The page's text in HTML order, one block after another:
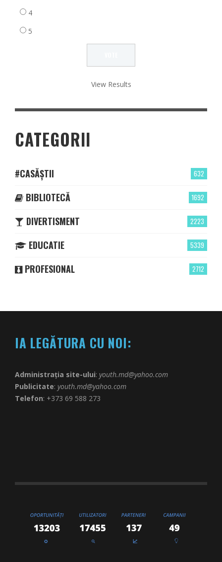
4
5
View Results
CATEGORII
632
#CASĂȘTII
1692
BIBLIOTECĂ
2223
DIVERTISMENT
5339
EDUCATIE
2712
PROFESIONAL
IA LEGĂTURA CU NOI:
Administrația site-ului: youth.md@yahoo.com
Publicitate: youth.md@yahoo.com
Telefon: +373 69 588 273